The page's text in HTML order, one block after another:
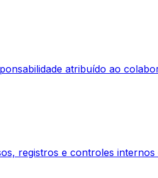
atribuído ao
registros e controles